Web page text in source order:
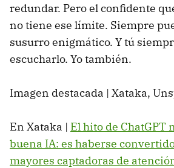
redundar. Pero el confidente
no tiene ese límite. Siempre
susurro enigmático. Y tú
escucharlo. Yo también.
Imagen destacada | Xataka,
En Xataka | El hito de ChatGPT
buena IA: es haberse
mayores captadoras de